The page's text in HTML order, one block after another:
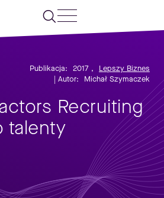
Publikacja: 2017 ,
Lepszy Biznes
| Autor:
Michał Szymaczek
Recruiting
talenty